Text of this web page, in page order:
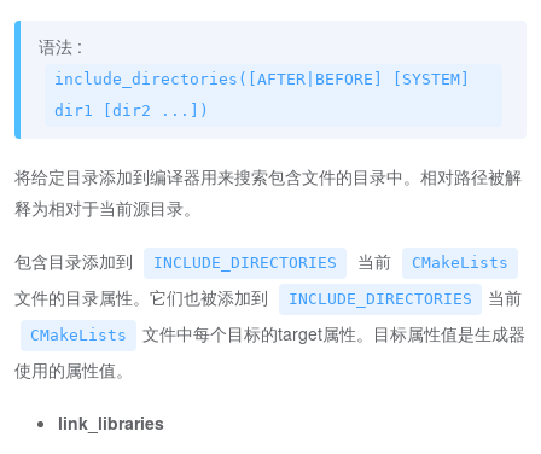
语法 :
include_directories([AFTER|BEFORE] [SYSTEM]
dir1 [dir2 ...])
将给定目录添加到编译器用来搜索包含文件的目录中。相对路径被解
释为相对于当前源目录。
包含目录添加到 INCLUDE_DIRECTORIES 当前 CMakeLists
文件的目录属性。它们也被添加到 INCLUDE_DIRECTORIES 当前
CMakeLists
文件中每个目标的target属性。目标属性值是生成器
使用的属性值。
link_libraries